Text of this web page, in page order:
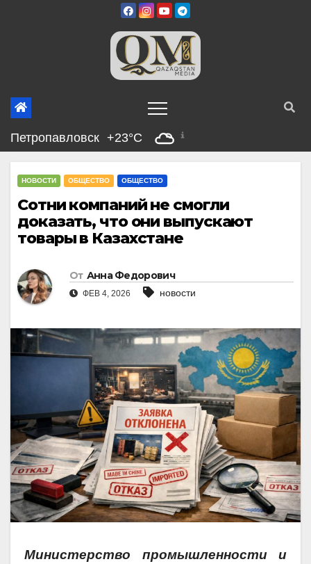
Петропавловск +23°C
НОВОСТИ ОБЩЕСТВО ОБЩЕСТВО
Сотни компаний не смогли
доказать, что они выпускают
товары в Казахстане
От Анна Федорович
ФЕВ 4, 2026 новости
Министерство промышленности и